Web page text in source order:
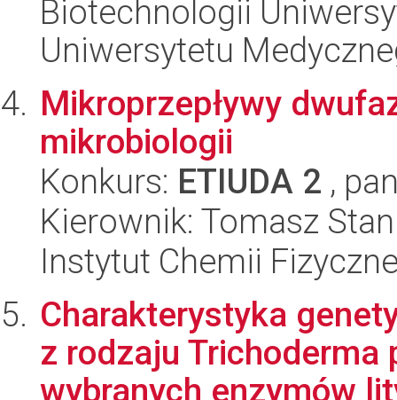
Biotechnologii
Uniwersytetu
Mikroprzepływy
mikrobiologii
Konkurs: ETIUDA 2 ,
Kierownik: Tomasz
Instytut Chemii
Charakterystyka
z rodzaju
wybranych enzymów